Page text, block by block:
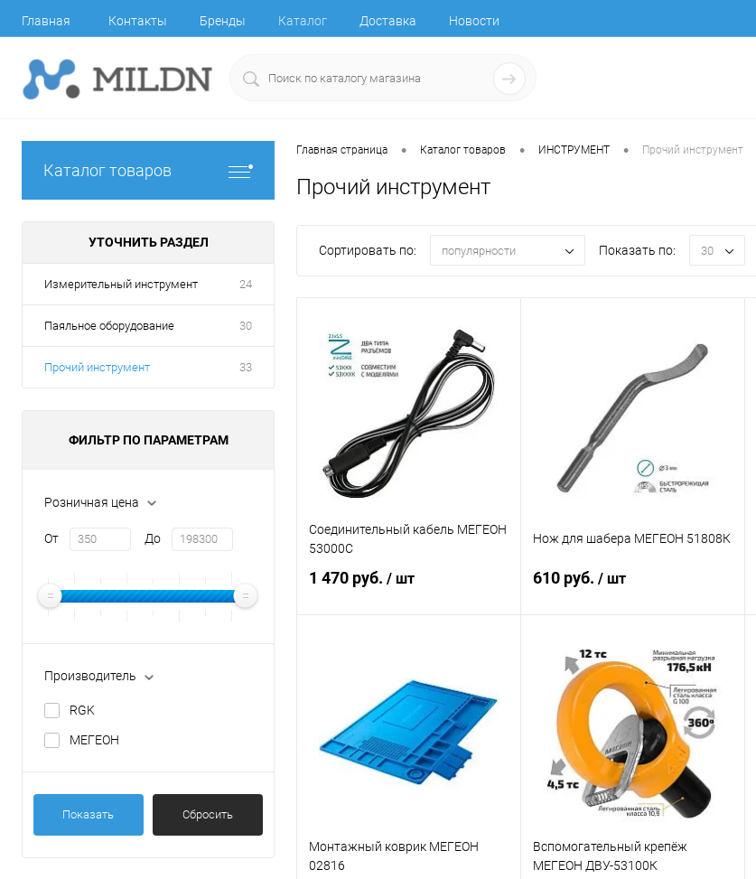
Главная Контакты Бренды Каталог Доставка Новости
Каталог товаров
УТОЧНИТЬ РАЗДЕЛ
Измерительный инструмент 24
Паяльное оборудование 30
Прочий инструмент 33
ФИЛЬТР ПО ПАРАМЕТРАМ
Розничная цена
От До
Производитель
RGK
МЕГЕОН
Показать Сбросить
Главная страница • Каталог товаров • ИНСТРУМЕНТ • Прочий инструмент
Прочий инструмент
Сортировать по: популярности Показать по: 30
Соединительный кабель МЕГЕОН
53000C
1 470 руб. / шт
Купить в 1 клик Сравнение
В избранное Под заказ
Нож для шабера МЕГЕОН 51808К
610 руб. / шт
В корзину
Купить в 1 клик Сравнение
В избранное Под заказ
Монтажный коврик МЕГЕОН
02816
Вспомогательный крепёж
МЕГЕОН ДВУ-53100К